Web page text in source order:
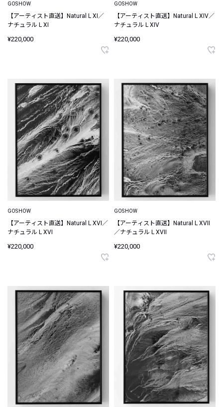
GOSHOW
【アーティスト直送】Natural L XI／
ナチュラル L XI
¥220,000
GOSHOW
【アーティスト直送】Natural L XIV／
ナチュラル L XIV
¥220,000
GOSHOW
【アーティスト直送】Natural L XVI／
ナチュラル L XVI
¥220,000
GOSHOW
【アーティスト直送】Natural L XVII
／ナチュラル L XVII
¥220,000